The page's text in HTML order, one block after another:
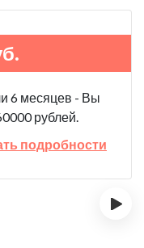
6 месяцев - Вы
рублей.
подробности
›